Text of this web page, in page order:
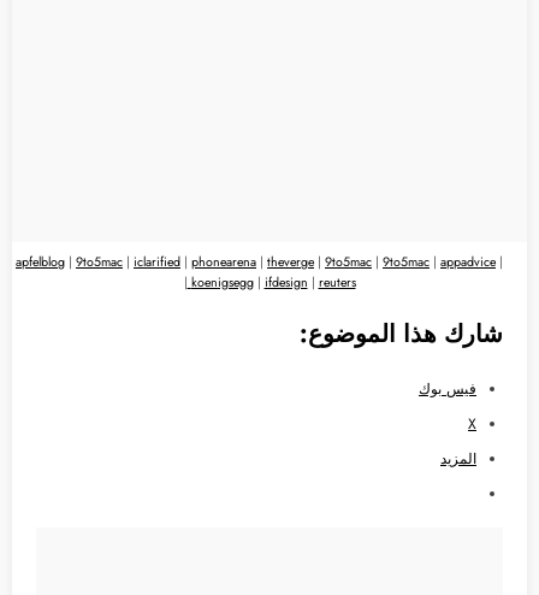
apfelblog | 9to5mac | iclarified | phonearena | theverge | 9to5mac | 9to5mac | appadvice |
koenigsegg| ifdesign | reuters
|
شارك هذا الموضوع:
فيس بوك
X
المزيد